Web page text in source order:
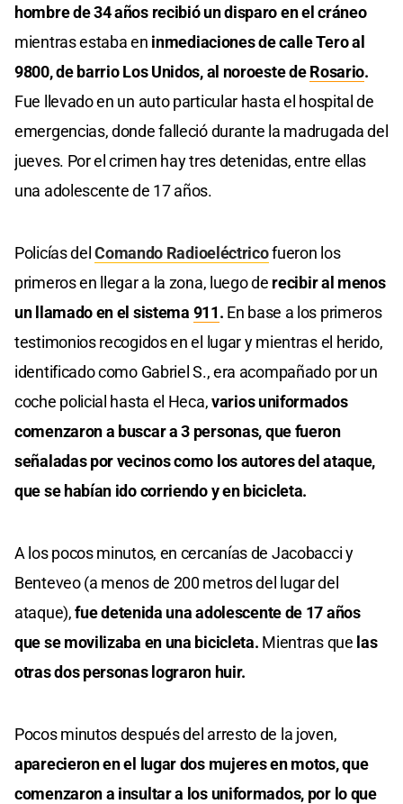
hombre de 34 años recibió un disparo en el cráneo
mientras estaba en inmediaciones de calle Tero al
9800, de barrio Los Unidos, al noroeste deRosario.
Fue llevado en un auto particular hasta el hospital de
emergencias, donde falleció durante la madrugada del
jueves. Por el crimen hay tres detenidas, entre ellas
una adolescente de 17 años.
Policías delComando Radioeléctricofueron los
primeros en llegar a la zona, luego de recibir al menos
un llamado en el sistema 911. En base a los primeros
testimonios recogidos en el lugar y mientras el herido,
identificado como Gabriel S., era acompañado por un
coche policial hasta el Heca,varios uniformados
comenzaron a buscar a 3 personas, que fueron
señaladas por vecinos como los autores del ataque,
que se habían ido corriendo y en bicicleta.
A los pocos minutos, en cercanías de Jacobacci y
Benteveo (a menos de 200 metros del lugar del
ataque),fue detenida una adolescente de 17 años
que se movilizaba en una bicicleta. Mientras que las
otras dos personas lograron huir.
Pocos minutos después del arresto de la joven,
aparecieron en el lugar dos mujeres en motos, que
comenzaron a insultar a los uniformados, por lo que